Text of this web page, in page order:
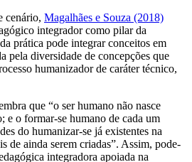
cenário, Magalhães e Souza (2018)
integrador como pilar da
prática pode integrar conceitos em
pela diversidade de concepções que
humanizador de caráter técnico,
que “o ser humano não nasce
e o formar-se humano de cada um
do humanizar-se já existentes na
de ainda serem criadas”. Assim, pode-
integradora apoiada na